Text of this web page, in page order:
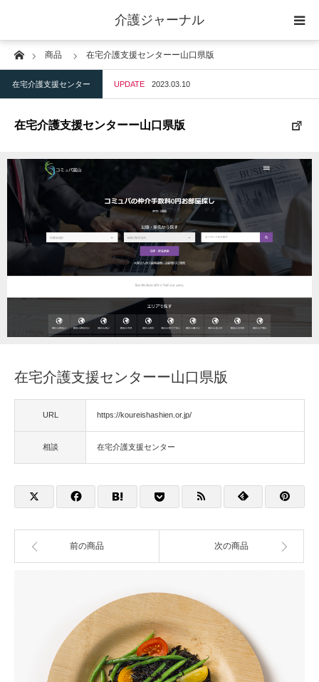
介護ジャーナル
Home商品 在宅介護支援センターー山口県版
在宅介護支援センター UPDATE 2023.03.10
在宅介護支援センターー山口県版
在宅介護支援センターー山口県版
URL https://koureishashien.or.jp/
相談 在宅介護支援センター
前の商品 次の商品
ケアプラン作成
訪問
短期入所
訪問＋通い＋宿泊
施設
地域密着型小規模施設
住宅改修